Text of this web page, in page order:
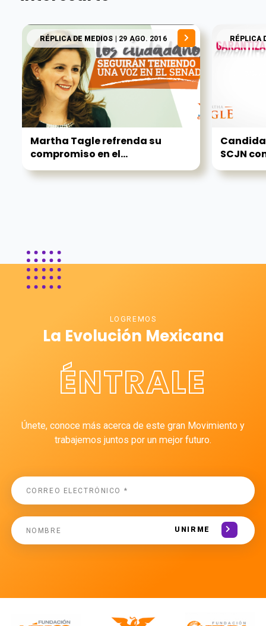
RÉPLICA DE MEDIOS | 29 AGO. 2016
Martha Tagle refrenda su
compromiso en el...
RÉPLICA
SCJN
LOGREMOS
La Evolución Mexicana
ÉNTRALE
Únete, conoce más acerca de este gran Movimiento y
trabajemos juntos por un mejor futuro.
UNIRME